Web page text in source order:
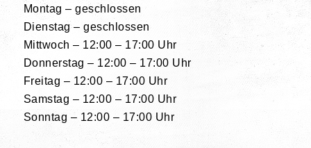
Montag – geschlossen
Dienstag – geschlossen
Mittwoch – 12:00 – 17:00 Uhr
Donnerstag – 12:00 – 17:00 Uhr
Freitag – 12:00 – 17:00 Uhr
Samstag – 12:00 – 17:00 Uhr
Sonntag – 12:00 – 17:00 Uhr